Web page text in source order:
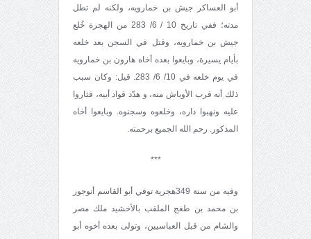
أبو العساكر جيش بن خمارويه، ولكنه لم تطل
مدته؛ ففي تاريخ 10 / 6/ 283 من الهجرة خُلع
جيش بن خمارويه، وقتل في السجن بعد خلعه
بأيام يسيرة، وبايعوا بعده أخاه هارون بن خمارويه
في يوم خلعه في 10/ 6/ 283. قيل: وكان سبب
ذلك أنه قرب الأوباش منه، و هدّد قواد أبيه، فثاروا
عليه ونهبوا داره، وخلعوه وسجنوه. وبايعوا أخاه
المذكور. رحم الله الجميع برحمته.
***
وفيه من سنة 349هجرية توفي أبو القاسم أنوجور
بن محمد بن طغج الملقب بالأخشيد ملك مصر
والشام من قبل العباسيين، وتولى بعده أخوه أبو